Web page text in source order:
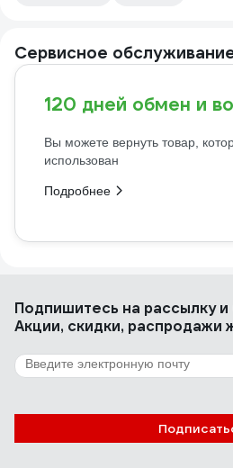
Сервисное
120 дней обмен и
Вы можете вернуть товар,
использован
Подробнее
Подпишитесь на рассылкуи
Акции, скидки, распродажи